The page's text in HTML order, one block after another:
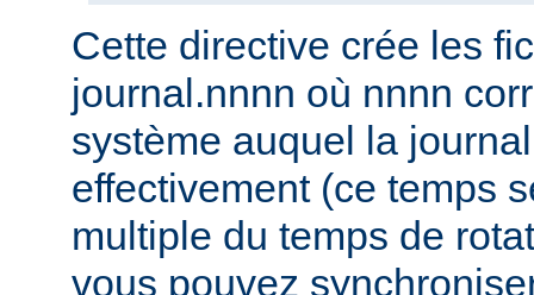
Cette directive crée les
journal.nnnn où nnnn
système auquel la
effectivement (ce temps
multiple du temps de
vous pouvez